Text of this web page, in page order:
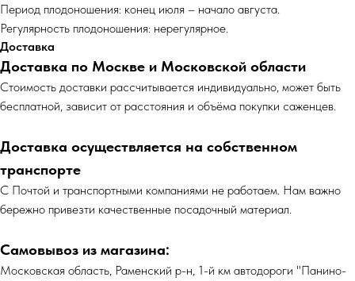
Период плодоношения: конец июля – начало августа.
Регулярность плодоношения: нерегулярное.
Доставка
Доставка по Москве и Московской области
Cтоимость доставки рассчитывается индивидуально, может быть
бесплатной, зависит от расстояния и объёма покупки саженцев.
Доставка осуществляется на собственном
транспорте
С Почтой и транспортными компаниями не работаем. Нам важно
бережно привезти качественные посадочный материал.
Самовывоз из магазина:
Московская область, Раменский р-н, 1-й км автодороги "Панино-